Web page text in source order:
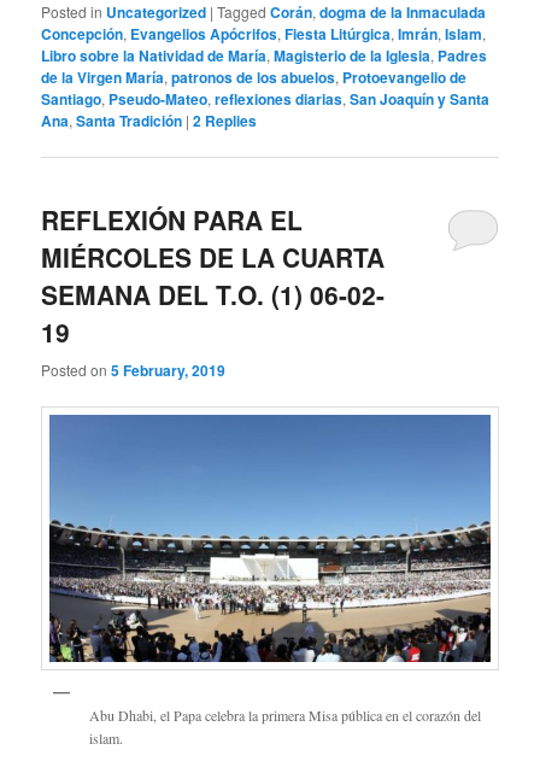
Posted in Uncategorized |Tagged Corán,dogma de la Inmaculada
Concepción, Evangelios Apócrifos,Fiesta Litúrgica,Imrán,Islam,
Libro sobre la Natividad de María,Magisterio de la Iglesia, Padres
de la Virgen María,patronos de los abuelos, Protoevangelio de
Santiago, Pseudo-Mateo,reflexiones diarias,San Joaquín y Santa
Ana,Santa Tradición |2 Replies
REFLEXIÓN PARA EL
MIÉRCOLES DE LA CUARTA
SEMANA DEL T.O. (1) 06-02-
19
Posted on5 February, 2019
Abu Dhabi, el Papa celebra la primera Misa pública en el corazón del
islam.